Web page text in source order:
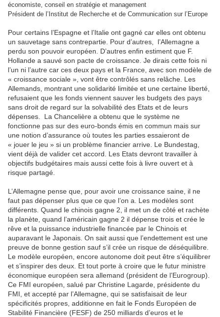
économiste, conseil en stratégie et management
Président de l’Institut de Recherche et de Communication sur l’Europe
Pour certains l’Espagne et l’Italie ont gagné car elles ont obtenu
un sauvetage sans contrepartie. Pour d’autres,
l’Allemagne a
perdu son pouvoir européen. D’autres enfin estiment que F.
Hollande a sauvé son pacte de croissance. Je dirais cette fois ni
l’un ni l’autre car ces deux pays et la France, avec son modèle de
« croissance sociale », vont être contrôlés sans relâche. Les
Allemands, montrant une solidarité limitée et une certaine liberté,
refusaient que les fonds viennent sauver les budgets des pays
sans droit de regard sur la solvabilité des Etats et de leurs
dépenses.
La Chancelière a obtenu que le système ne
fonctionne pas sur des euro-bonds émis en commun mais sur
une notion d’assurance où toutes les parties essaieront de
« jouer le jeu » si un problème financier arrive. Le Bundestag,
vient déjà de valider cet accord. Les Etats devront travailler à
objectifs budgétaires mais aussi cette fois à livre ouvert et à
risque partagé.
L’Allemagne pense que, pour avoir une croissance saine, il ne
faut pas dépenser plus que ce que l’on a. Les modèles sont
différents. Quand le chinois gagne 2, il met un de côté et rachète
la planète, quand l’américain gagne 2 il dépense trois et crée le
rêve et la puissance industrielle financée par le Chinois et
auparavant le Japonais. On sait aussi que l’endettement est une
preuve de bonne gestion sauf s’il crée un risque de déséquilibre.
Le modèle européen, encore autonome doit peut être s’équilibrer
et s’inspirer des deux. Et tout porte à croire que le futur ministre
économique européen sera allemand (président de l’Eurogroup).
Ce FMI européen, salué par Christine Lagarde, présidente du
FMI, et accepté par l’Allemagne, qui se satisfaisait de leur
spécificités propres, additionne en fait le Fonds Européen de
Stabilité Financière (FESF) de 250 milliards d’euros et le